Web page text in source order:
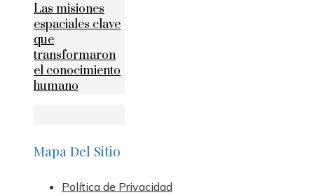
Las misiones
espaciales clave
que
transformaron
el conocimiento
humano
Mapa Del Sitio
Política de Privacidad